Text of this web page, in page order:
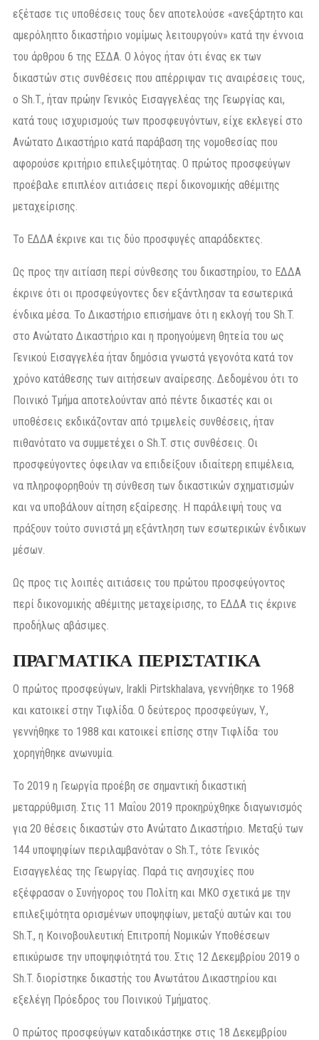
εξέτασε τις υποθέσεις τους δεν αποτελούσε «ανεξάρτητο και
αμερόληπτο δικαστήριο νομίμως λειτουργούν» κατά την έννοια
του άρθρου 6 της ΕΣΔΑ. Ο λόγος ήταν ότι ένας εκ των
δικαστών στις συνθέσεις που απέρριψαν τις αναιρέσεις τους,
ο Sh.T., ήταν πρώην Γενικός Εισαγγελέας της Γεωργίας και,
κατά τους ισχυρισμούς των προσφευγόντων, είχε εκλεγεί στο
Ανώτατο Δικαστήριο κατά παράβαση της νομοθεσίας που
αφορούσε κριτήριο επιλεξιμότητας. Ο πρώτος προσφεύγων
προέβαλε επιπλέον αιτιάσεις περί δικονομικής αθέμιτης
μεταχείρισης.
Το ΕΔΔΑ έκρινε και τις δύο προσφυγές απαράδεκτες.
Ως προς την αιτίαση περί σύνθεσης του δικαστηρίου, το ΕΔΔΑ
έκρινε ότι οι προσφεύγοντες δεν εξάντλησαν τα εσωτερικά
ένδικα μέσα. Το Δικαστήριο επισήμανε ότι η εκλογή του Sh.T.
στο Ανώτατο Δικαστήριο και η προηγούμενη θητεία του ως
Γενικού Εισαγγελέα ήταν δημόσια γνωστά γεγονότα κατά τον
χρόνο κατάθεσης των αιτήσεων αναίρεσης. Δεδομένου ότι το
Ποινικό Τμήμα αποτελούνταν από πέντε δικαστές και οι
υποθέσεις εκδικάζονταν από τριμελείς συνθέσεις, ήταν
πιθανότατο να συμμετέχει ο Sh.T. στις συνθέσεις. Οι
προσφεύγοντες όφειλαν να επιδείξουν ιδιαίτερη επιμέλεια,
να πληροφορηθούν τη σύνθεση των δικαστικών σχηματισμών
και να υποβάλουν αίτηση εξαίρεσης. Η παράλειψή τους να
πράξουν τούτο συνιστά μη εξάντληση των εσωτερικών ένδικων
μέσων.
Ως προς τις λοιπές αιτιάσεις του πρώτου προσφεύγοντος
περί δικονομικής αθέμιτης μεταχείρισης, το ΕΔΔΑ τις έκρινε
προδήλως αβάσιμες.
ΠΡΑΓΜΑΤΙΚΑ ΠΕΡΙΣΤΑΤΙΚΑ
Ο πρώτος προσφεύγων, Irakli Pirtskhalava, γεννήθηκε το 1968
και κατοικεί στην Τιφλίδα. Ο δεύτερος προσφεύγων, Y.,
γεννήθηκε το 1988 και κατοικεί επίσης στην Τιφλίδα· του
χορηγήθηκε ανωνυμία.
Το 2019 η Γεωργία προέβη σε σημαντική δικαστική
μεταρρύθμιση. Στις 11 Μαΐου 2019 προκηρύχθηκε διαγωνισμός
για 20 θέσεις δικαστών στο Ανώτατο Δικαστήριο. Μεταξύ των
144 υποψηφίων περιλαμβανόταν ο Sh.T., τότε Γενικός
Εισαγγελέας της Γεωργίας. Παρά τις ανησυχίες που
εξέφρασαν ο Συνήγορος του Πολίτη και ΜΚΟ σχετικά με την
επιλεξιμότητα ορισμένων υποψηφίων, μεταξύ αυτών και του
Sh.T., η Κοινοβουλευτική Επιτροπή Νομικών Υποθέσεων
επικύρωσε την υποψηφιότητά του. Στις 12 Δεκεμβρίου 2019 ο
Sh.T. διορίστηκε δικαστής του Ανωτάτου Δικαστηρίου και
εξελέγη Πρόεδρος του Ποινικού Τμήματος.
Ο πρώτος προσφεύγων καταδικάστηκε στις 18 Δεκεμβρίου